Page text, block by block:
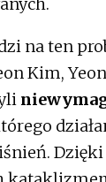
na ten
Kim,